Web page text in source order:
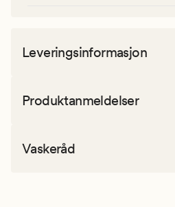
Leveringsinformasjon
Produktanmeldelser
Vaskeråd